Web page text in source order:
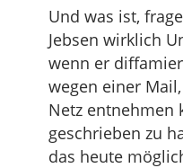
Und was ist,
Jebsen wirklich
wenn er
wegen einer
Netz entnehmen
geschrieben zu
das heute